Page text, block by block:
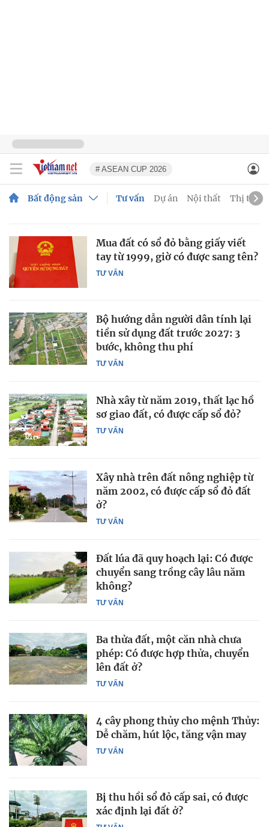
# ASEAN CUP 2026
Bất động sản Dự án Nội thất
Tư vấn Thị
TƯ VẤN
Mua đất có sổ đỏ bằng giấy viết
tay từ 1999, giờ có được sang tên?
TƯ VẤN
Bộ hướng dẫn người dân tính lại
tiền sử dụng đất trước 2027: 3
bước, không thu phí
TƯ VẤN
Nhà xây từ năm 2019, thất lạc hồ
sơ giao đất, có được cấp sổ đỏ?
TƯ VẤN
Xây nhà trên đất nông nghiệp từ
năm 2002, có được cấp sổ đỏ đất
ở?
TƯ VẤN
Đất lúa đã quy hoạch lại: Có được
chuyển sang trồng cây lâu năm
không?
TƯ VẤN
Ba thửa đất, một căn nhà chưa
phép: Có được hợp thửa, chuyển
lên đất ở?
TƯ VẤN
4 cây phong thủy cho mệnh Thủy:
Dễ chăm, hút lộc, tăng vận may
Bị thu hồi sổ đỏ cấp sai, có được
xác định lại đất ở?